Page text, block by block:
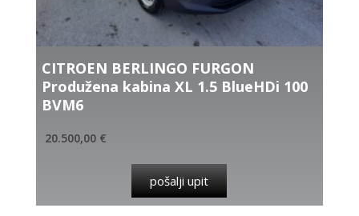
CITROEN BERLINGO FURGON
Produžena kabina XL 1.5 BlueHDi 100
BVM6
20.500,00 €
pošalji upit